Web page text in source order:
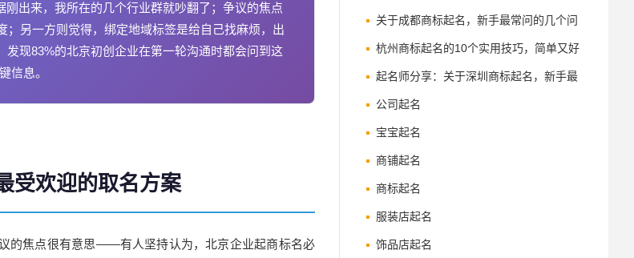
出来，我所在的几个行业群就吵翻了；争议的焦点
另一方则觉得，绑定地域标签是给自己找麻烦，出
现83%的北京初创企业在第一轮沟通时都会问到这
信息。
受欢迎的取名方案
的焦点很有意思——有人坚持认为，北京企业起商标名必
名方案
关于成都商标起名，新手最常问的几个问
题
杭州商标起名的10个实用技巧，简单又好
用
起名师分享：关于深圳商标起名，新手最
常问的几个问题
公司起名
宝宝起名
商铺起名
商标起名
服装店起名
饰品店起名